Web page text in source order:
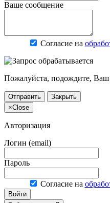
Ваше сообщение
Согласие на
Пожалуйста, подождите, Ваш
Отправить
Закрыть
×Close
Авторизация
Логин (email)
Пароль
Согласие на
Войти